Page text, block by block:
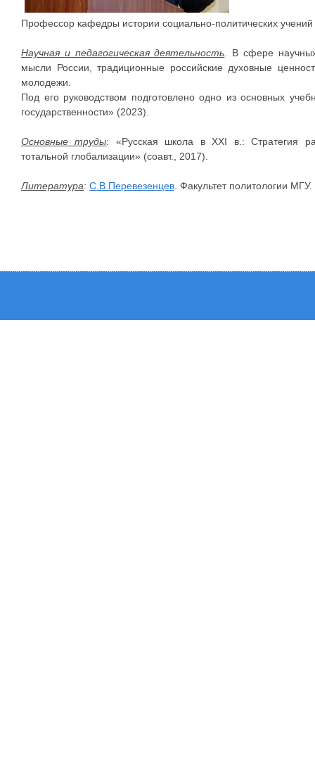
Профессор кафедры истории социально-политических
Научная и педагогическая деятельность . В сфере
мысли России, традиционные российские духовные
молодежи.
Под его руководством подготовлено одно из основных
государственности» (2023).
Основные труды: «Русская школа в XXI в.: Стратегия
тотальной глобализации» (соавт., 2017).
Литература: С.В.Перевезенцев . Факультет политологии МГУ.